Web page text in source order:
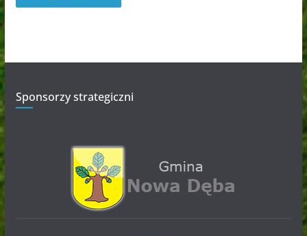
Sponsorzy strategiczni